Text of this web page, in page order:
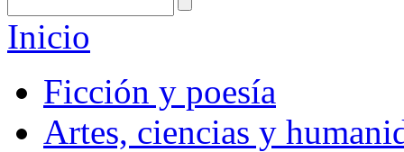
Inicio
Ficción y poesía
Artes, ciencias y